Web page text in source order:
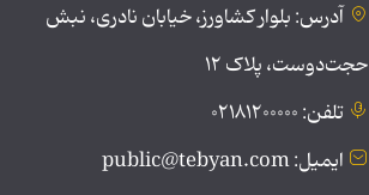
آدرس: بلوار کشاورز، خیابان نادری، نبش
حجت‌دوست، پلاک ۱۲
تلفن: ۰۲۱۸۱۲۰۰۰۰۰
ایمیل: public@tebyan.com